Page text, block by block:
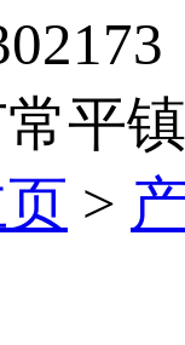
平
>